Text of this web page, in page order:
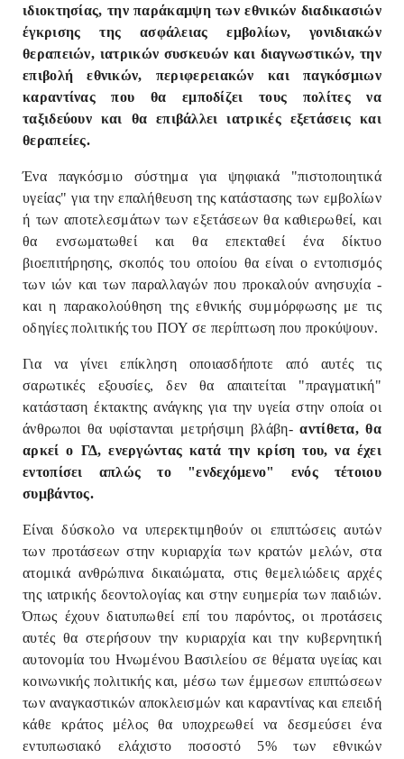
ιδιοκτησίας, την παράκαμψη των εθνικών διαδικασιών
έγκρισης της ασφάλειας εμβολίων, γονιδιακών
θεραπειών, ιατρικών συσκευών και διαγνωστικών, την
επιβολή εθνικών, περιφερειακών και παγκόσμιων
καραντίνας που θα εμποδίζει τους πολίτες να
ταξιδεύουν και θα επιβάλλει ιατρικές εξετάσεις και
θεραπείες.
Ένα παγκόσμιο σύστημα για ψηφιακά "πιστοποιητικά
υγείας" για την επαλήθευση της κατάστασης των εμβολίων
ή των αποτελεσμάτων των εξετάσεων θα καθιερωθεί, και
θα ενσωματωθεί και θα επεκταθεί ένα δίκτυο
βιοεπιτήρησης, σκοπός του οποίου θα είναι ο εντοπισμός
των ιών και των παραλλαγών που προκαλούν ανησυχία -
και η παρακολούθηση της εθνικής συμμόρφωσης με τις
οδηγίες πολιτικής του ΠΟΥ σε περίπτωση που προκύψουν.
Για να γίνει επίκληση οποιασδήποτε από αυτές τις
σαρωτικές εξουσίες, δεν θα απαιτείται "πραγματική"
κατάσταση έκτακτης ανάγκης για την υγεία στην οποία οι
άνθρωποι θα υφίστανται μετρήσιμη βλάβη-αντίθετα, θα
αρκεί ο ΓΔ, ενεργώντας κατά την κρίση του, να έχει
εντοπίσει απλώς το "ενδεχόμενο" ενός τέτοιου
συμβάντος.
Είναι δύσκολο να υπερεκτιμηθούν οι επιπτώσεις αυτών
των προτάσεων στην κυριαρχία των κρατών μελών, στα
ατομικά ανθρώπινα δικαιώματα, στις θεμελιώδεις αρχές
της ιατρικής δεοντολογίας και στην ευημερία των παιδιών.
Όπως έχουν διατυπωθεί επί του παρόντος, οι προτάσεις
αυτές θα στερήσουν την κυριαρχία και την κυβερνητική
αυτονομία του Ηνωμένου Βασιλείου σε θέματα υγείας και
κοινωνικής πολιτικής και, μέσω των έμμεσων επιπτώσεων
των αναγκαστικών αποκλεισμών και καραντίνας και επειδή
κάθε κράτος μέλος θα υποχρεωθεί να δεσμεύσει ένα
εντυπωσιακό ελάχιστο ποσοστό 5% των εθνικών